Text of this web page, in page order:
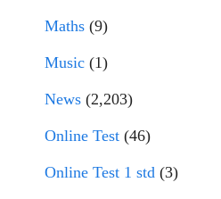
Maths (9)
Music (1)
News (2,203)
Online Test (46)
Online Test 1 std (3)